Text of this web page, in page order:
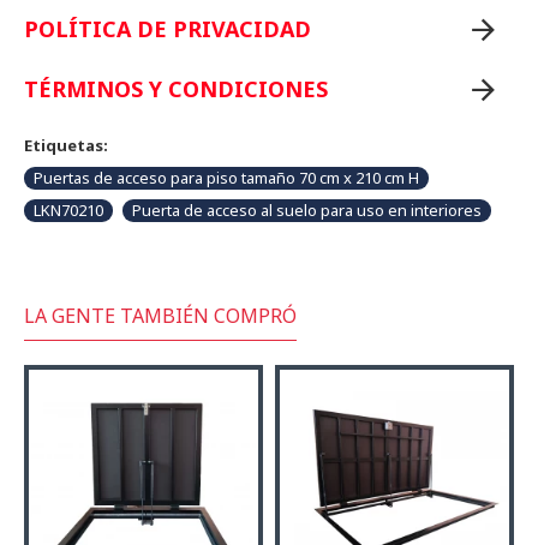
POLÍTICA DE PRIVACIDAD
TÉRMINOS Y CONDICIONES
Etiquetas:
Puertas de acceso para piso tamaño 70 cm x 210 cm H
LKN70210
Puerta de acceso al suelo para uso en interiores
LA GENTE TAMBIÉN COMPRÓ